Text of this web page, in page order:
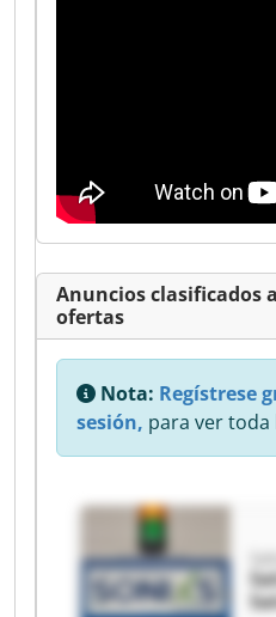
Anuncios clasificados
ofertas
Nota: Regístrese
sesión, para ver